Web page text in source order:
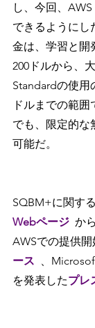
し、今回、
できるようにし
金は、学習と開
200ドルから、
Standardの使用
ドルまでの範
でも、限定的な
可能だ。
SQBM+に関す
Webページ か
AWSでの提供
ース 、
を発表したプレ